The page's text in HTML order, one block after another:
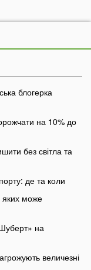
блогерка
на 10% до
без світла та
де та коли
яких може
на
величезні